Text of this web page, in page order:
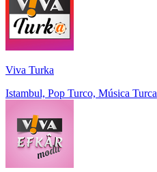
Viva Turka
Istambul, Pop Turco, Música Turca